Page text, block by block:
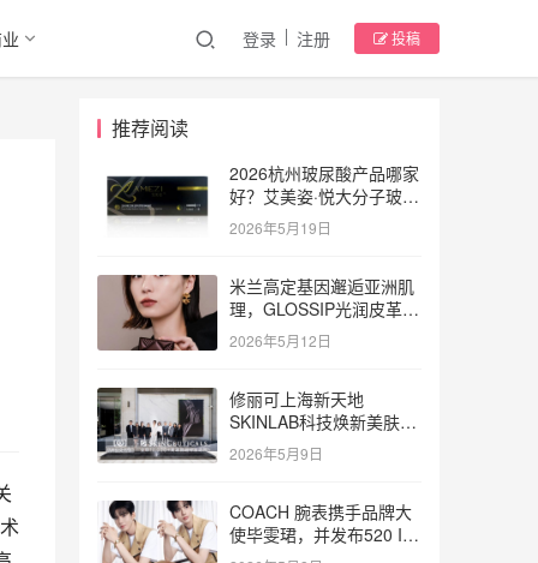
登录 注册 投稿
推荐阅读
2026杭州玻尿酸产品哪家
好？艾美姿·悦大分子玻尿
酸深度详解
2026年5月19日
米兰高定基因邂逅亚洲肌
理，GLOSSIP光润皮革气
垫重磅首发
2026年5月12日
修丽可上海新天地
SKINLAB科技焕新美肤中
心盛大启幕 携手修丽可品
牌美学大使言承旭 开启科
2026年5月9日
COACH 腕表携手品牌大
使毕雯珺，并发布520 Iris
与Elliot系列新品